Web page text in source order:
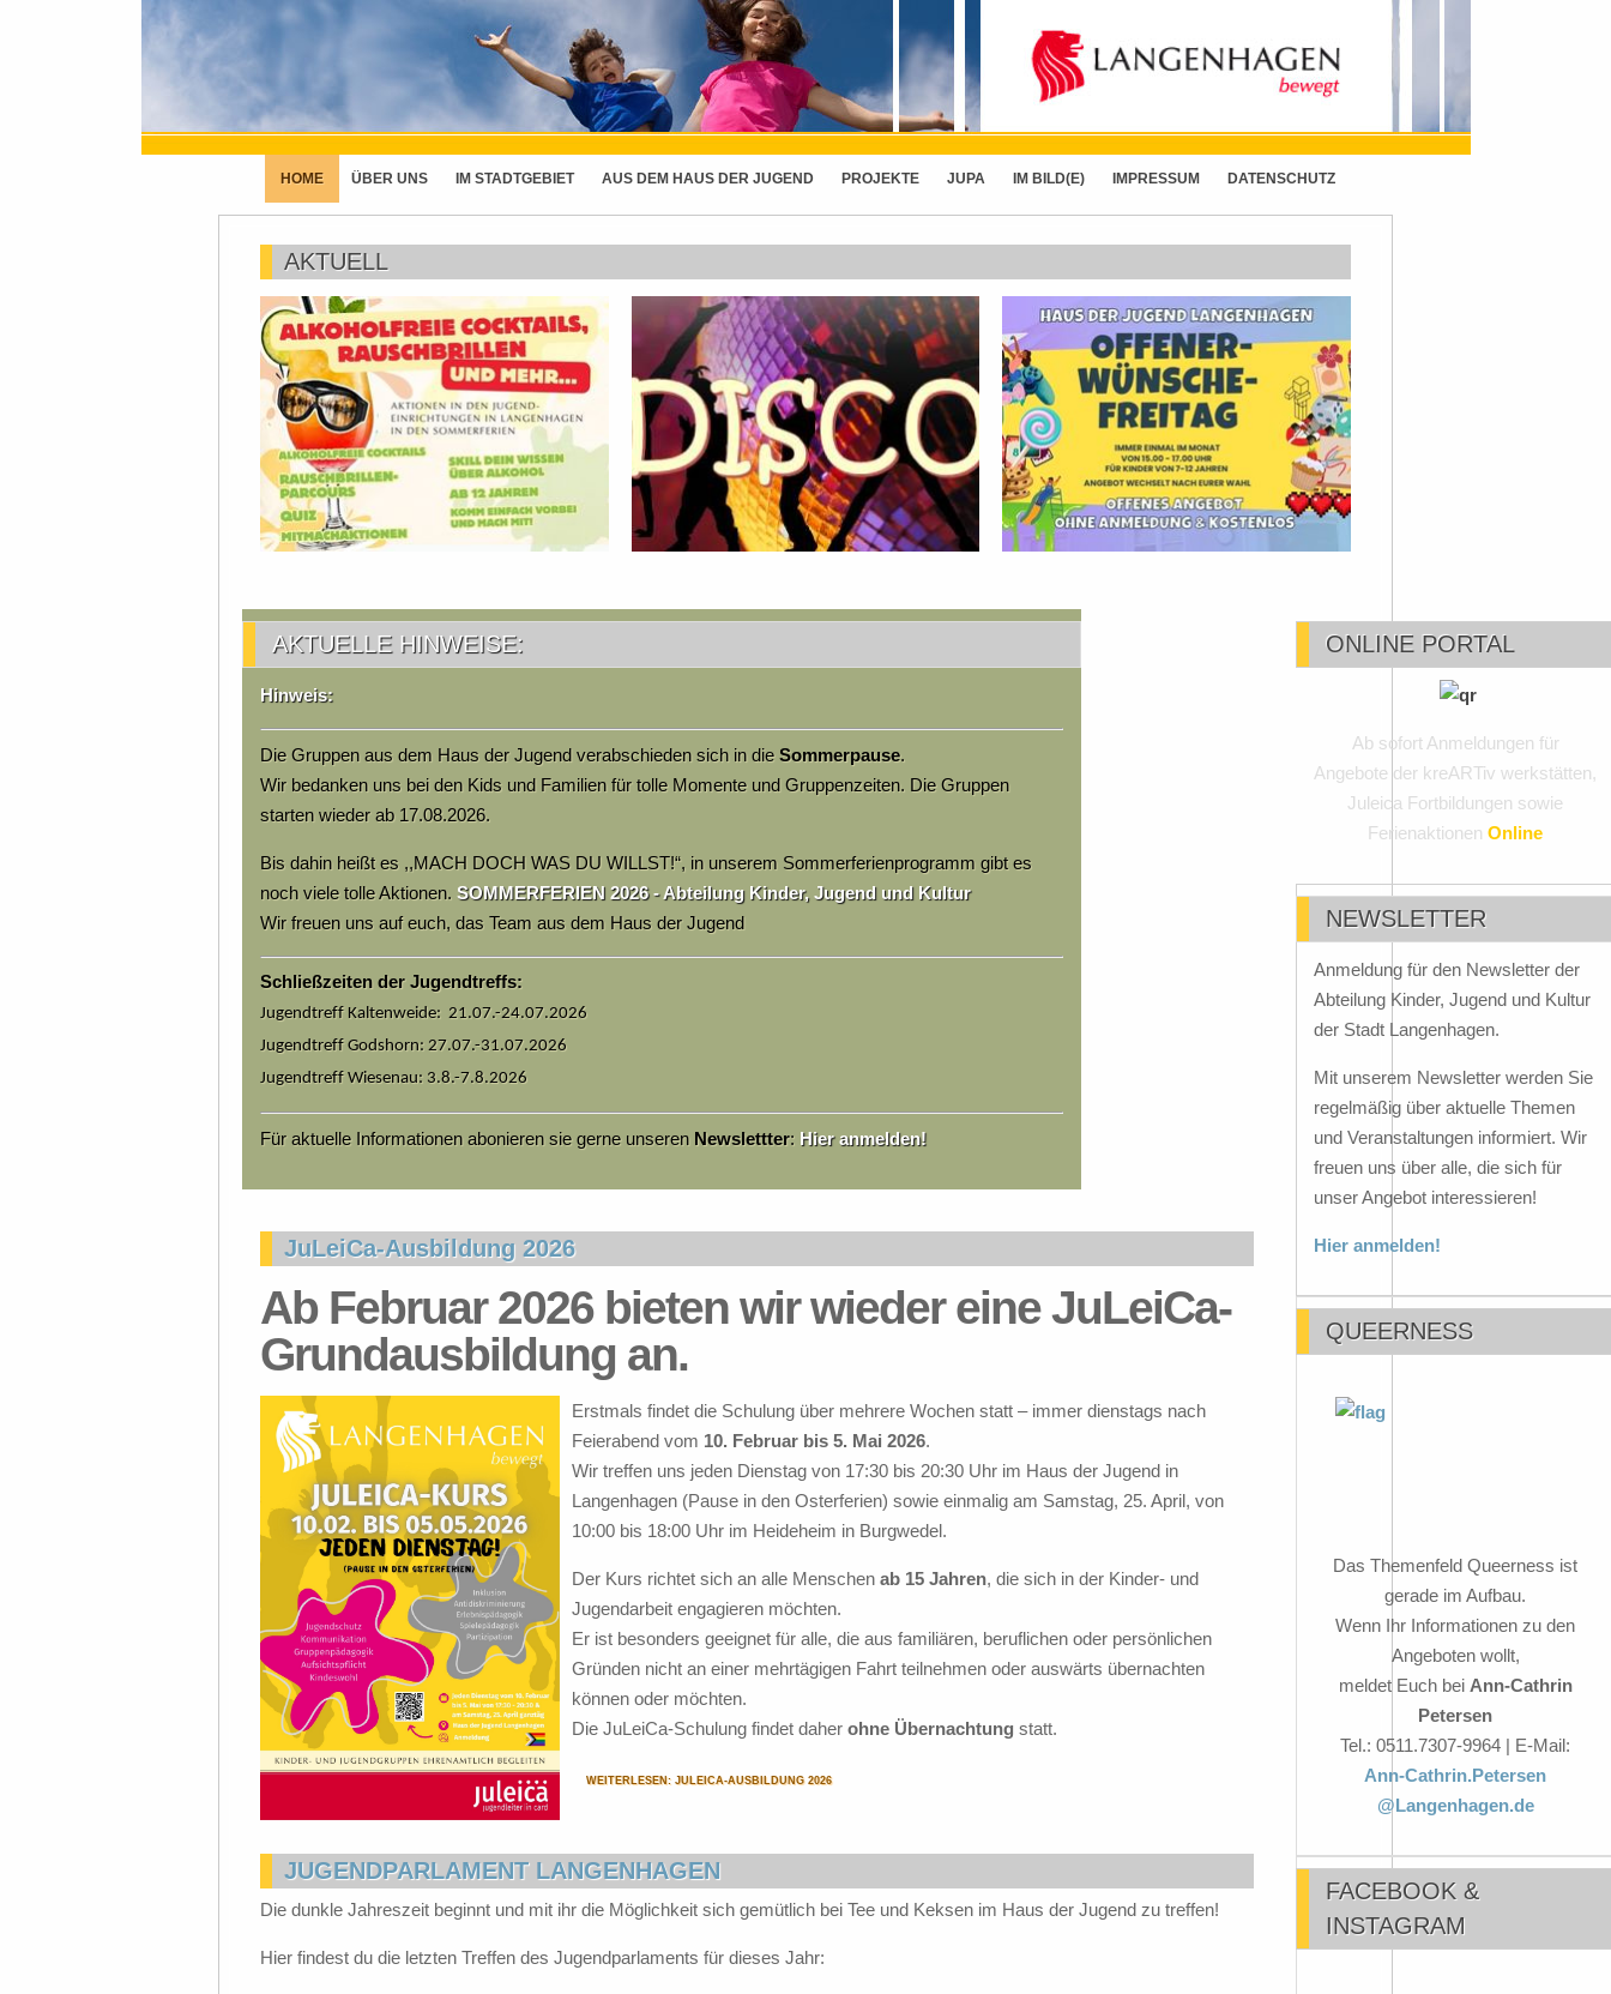
HOME ÜBER UNS IM STADTGEBIET AUS DEM HAUS DER JUGEND PROJEKTE JUPA IM BILD(E) IMPRESSUM DATENSCHUTZ
AKTUELL
AKTUELLE HINWEISE:
Hinweis:
Die Gruppen aus dem Haus der Jugend verabschieden sich in dieSommerpause.
Wir bedanken uns bei den Kids und Familien für tolle Momente und Gruppenzeiten. Die Gruppen
starten wieder ab 17.08.2026.
Bis dahin heißt es ,,MACH DOCH WAS DU WILLST!“, in unserem Sommerferienprogramm gibt es
noch viele tolle Aktionen. SOMMERFERIEN 2026 - Abteilung Kinder, Jugend und Kultur
Wir freuen uns auf euch, das Team aus dem Haus der Jugend
Schließzeiten der Jugendtreffs:
Jugendtreff Kaltenweide: 21.07.-24.07.2026
Jugendtreff Godshorn: 27.07.-31.07.2026
Jugendtreff Wiesenau: 3.8.-7.8.2026
Für aktuelle Informationen abonieren sie gerne unseren Newslettter: Hier anmelden!
JuLeiCa-Ausbildung 2026
Ab Februar 2026 bieten wir wieder eine JuLeiCa-
Grundausbildung an.
Erstmals findet die Schulung über mehrere Wochen statt – immer dienstags nach
Feierabend vom 10. Februar bis 5. Mai 2026.
Wir treffen uns jeden Dienstag von 17:30 bis 20:30 Uhr im Haus der Jugend in
Langenhagen (Pause in den Osterferien) sowie einmalig am Samstag, 25. April, von
10:00 bis 18:00 Uhr im Heideheim in Burgwedel.
Der Kurs richtet sich an alle Menschen ab 15 Jahren, die sich in der Kinder- und
Jugendarbeit engagieren möchten.
Er ist besonders geeignet für alle, die aus familiären, beruflichen oder persönlichen
Gründen nicht an einer mehrtägigen Fahrt teilnehmen oder auswärts übernachten
können oder möchten.
Die JuLeiCa-Schulung findet daher ohne Übernachtung statt.
WEITERLESEN: JULEICA-AUSBILDUNG 2026
JUGENDPARLAMENT LANGENHAGEN
Die dunkle Jahreszeit beginnt und mit ihr die Möglichkeit sich gemütlich bei Tee und Keksen im Haus der Jugend zu treffen!
Hier findest du die letzten Treffen des Jugendparlaments für dieses Jahr:
ONLINE PORTAL
Ab sofort Anmeldungen für
Angebote der kreARTiv werkstätten,
Juleica Fortbildungen sowie
Ferienaktionen Online
NEWSLETTER
Anmeldung für den Newsletter der
Abteilung Kinder, Jugend und Kultur
der Stadt Langenhagen.
Mit unserem Newsletter werden Sie
regelmäßig über aktuelle Themen
und Veranstaltungen informiert. Wir
freuen uns über alle, die sich für
unser Angebot interessieren!
Hier anmelden!
QUEERNESS
Das Themenfeld Queerness ist
gerade im Aufbau.
Wenn Ihr Informationen zu den
Angeboten wollt,
meldet Euch bei Ann-Cathrin
Petersen
Tel.: 0511.7307-9964 | E-Mail:
Ann-Cathrin.Petersen
@Langenhagen.de
FACEBOOK &
INSTAGRAM